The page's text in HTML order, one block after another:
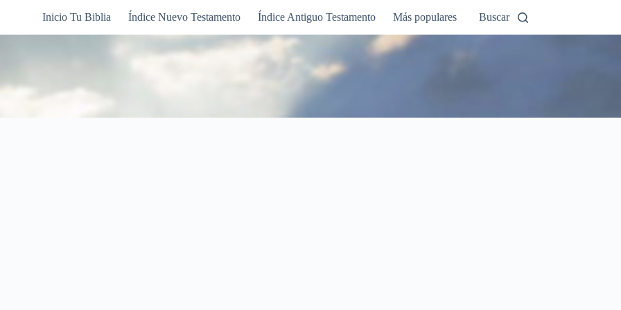
Inicio Tu Biblia Índice Nuevo Testamento Índice Antiguo Testamento Más populares Buscar